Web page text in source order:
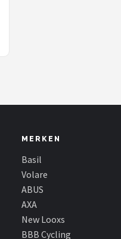
MERKEN
Basil
Volare
ABUS
AXA
New Looxs
BBB Cycling